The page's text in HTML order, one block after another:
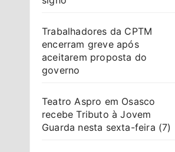
Trabalhadores da CPTM
encerram greve após
aceitarem proposta do
governo
Teatro Aspro em Osasco
recebe Tributo à Jovem
Guarda nesta sexta-feira (7)